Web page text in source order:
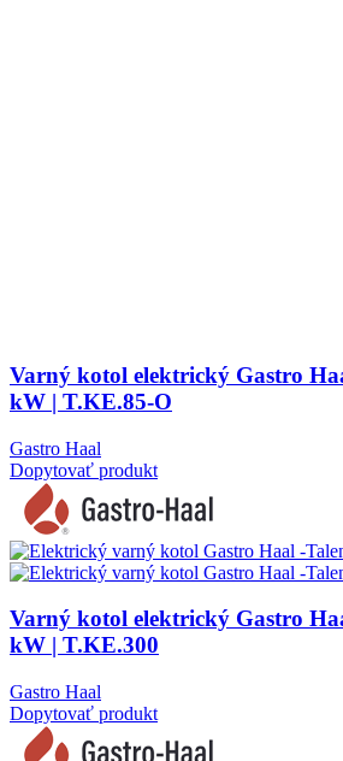
Varný kotol elektrický Gastro
kW | T.KE.85-O
Gastro Haal
Dopytovať produkt
Varný kotol elektrický Gastro
kW | T.KE.300
Gastro Haal
Dopytovať produkt